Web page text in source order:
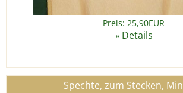
Preis: 25,90EUR
» Details
Spechte, zum Stecken,